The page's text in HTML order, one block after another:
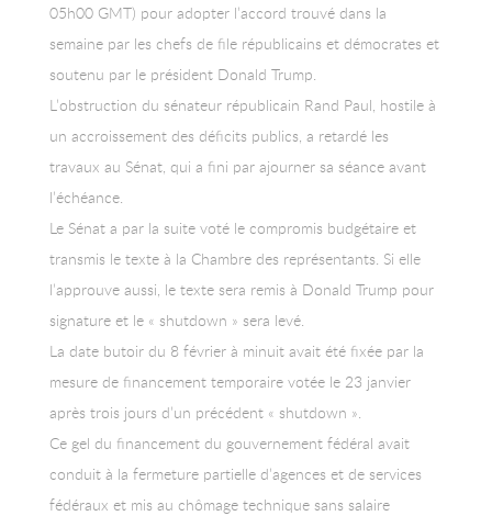
05h00 GMT) pour adopter l’accord trouvé dans la
semaine par les chefs de file républicains et démocrates et
soutenu par le président Donald Trump.
L’obstruction du sénateur républicain Rand Paul, hostile à
un accroissement des déficits publics, a retardé les
travaux au Sénat, qui a fini par ajourner sa séance avant
l’échéance.
Le Sénat a par la suite voté le compromis budgétaire et
transmis le texte à la Chambre des représentants. Si elle
l’approuve aussi, le texte sera remis à Donald Trump pour
signature et le « shutdown » sera levé.
La date butoir du 8 février à minuit avait été fixée par la
mesure de financement temporaire votée le 23 janvier
après trois jours d’un précédent « shutdown ».
Ce gel du financement du gouvernement fédéral avait
conduit à la fermeture partielle d’agences et de services
fédéraux et mis au chômage technique sans salaire